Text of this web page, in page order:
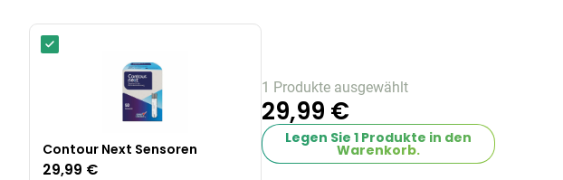
Contour Next Sensoren
29,99 €
1 Produkte ausgewählt
29,99 €
Legen Sie 1 Produkte in den
Warenkorb.